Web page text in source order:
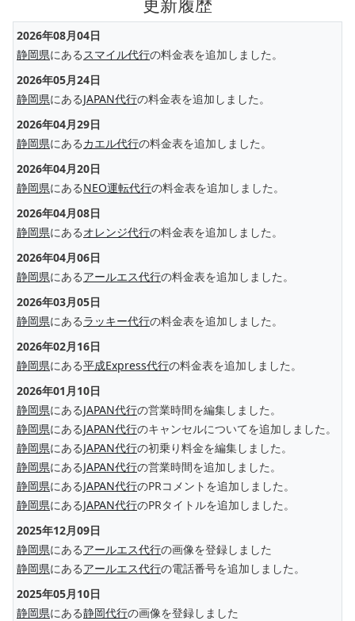
2026年08月04日
静岡県にある スマイル代行の料金表を追加しました。
2026年05月24日
静岡県にあるJAPAN代行の料金表を追加しました。
2026年04月29日
静岡県にあるカエル代行の料金表を追加しました。
2026年04月20日
静岡県にあるNEO運転代行の料金表を追加しました。
2026年04月08日
静岡県にあるオレンジ代行の料金表を追加しました。
2026年04月06日
静岡県にあるアールエス代行の料金表を追加しました。
2026年03月05日
静岡県にあるラッキー代行の料金表を追加しました。
2026年02月16日
静岡県にある平成Express代行の料金表を追加しました。
2026年01月10日
静岡県にあるJAPAN代行の営業時間を編集しました。
静岡県にあるJAPAN代行のキャンセルについてを追加しました。
静岡県にあるJAPAN代行の初乗り料金を編集しました。
静岡県にあるJAPAN代行の営業時間を追加しました。
静岡県にあるJAPAN代行のPRコメントを追加しました。
静岡県にあるJAPAN代行のPRタイトルを追加しました。
2025年12月09日
静岡県にあるアールエス代行の画像を登録しました
静岡県にあるアールエス代行の電話番号を追加しました。
2025年05月10日
静岡県にある静岡代行の画像を登録しました